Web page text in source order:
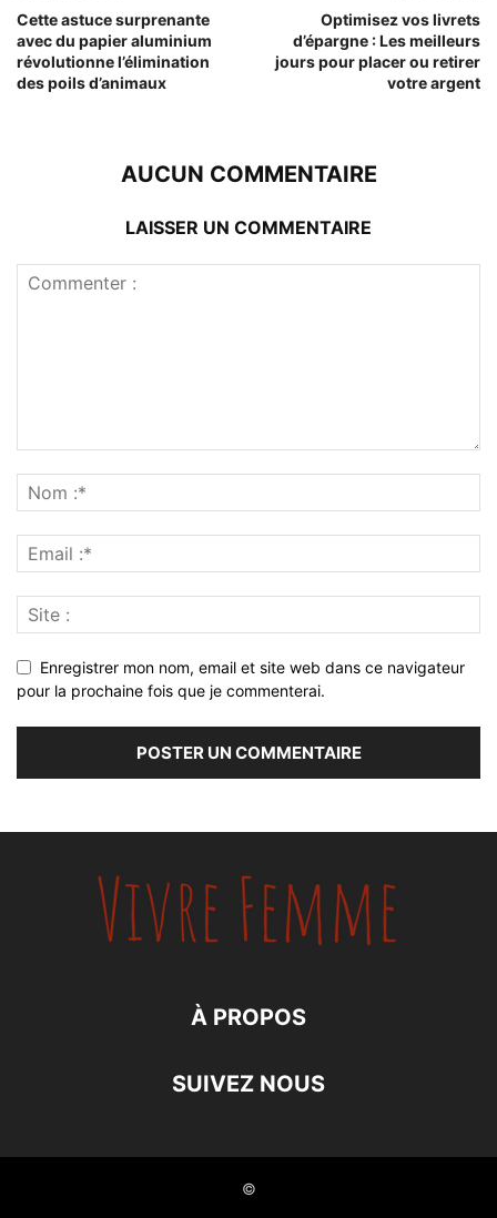
Cette astuce surprenante
avec du papier aluminium
révolutionne l’élimination
des poils d’animaux
Optimisez vos livrets
d’épargne : Les meilleurs
jours pour placer ou retirer
votre argent
AUCUN COMMENTAIRE
LAISSER UN COMMENTAIRE
Enregistrer mon nom, email et site web dans ce navigateur
pour la prochaine fois que je commenterai.
À PROPOS
SUIVEZ NOUS
©